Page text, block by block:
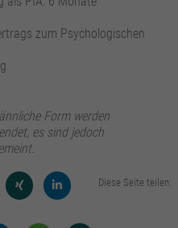
zum Psychologischen
Form werden
es sind jedoch
Diese Seite teilen: